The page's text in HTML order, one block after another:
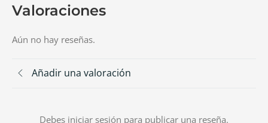
Valoraciones
Aún no hay reseñas.
Añadir una valoración
Debes iniciar sesión para publicar una reseña.